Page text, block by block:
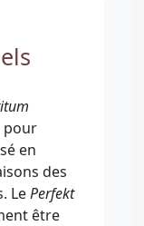
pour
en
des
LePerfekt
être